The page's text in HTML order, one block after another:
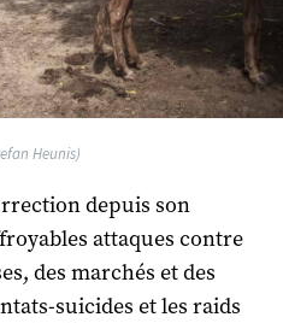
Heunis)
depuis son
attaques contre
des marchés et des
suicides et les raids